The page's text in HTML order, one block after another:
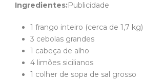
Ingredientes:Publicidade
1 frango inteiro (cerca de 1,7 kg)
3 cebolas grandes
1 cabeça de alho
4 limões sicilianos
1 colher de sopa de sal grosso